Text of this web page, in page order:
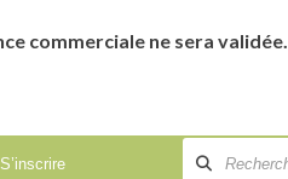
commerciale ne sera validée.
S’inscrire